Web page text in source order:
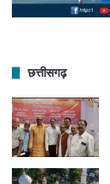
छत्तीसगढ़